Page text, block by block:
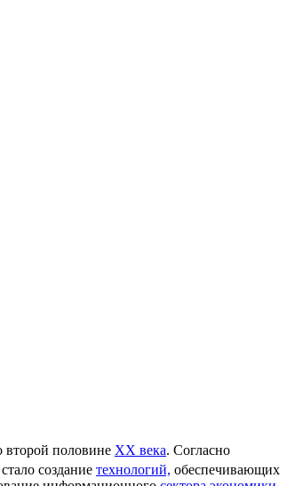
половине XX века. Согласно
создание технологий, обеспечивающих